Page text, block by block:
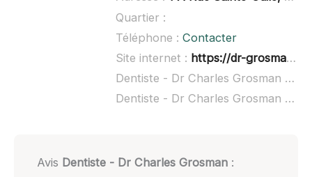
Quartier :
Téléphone : Contacter
Site internet : https://dr-grosman-charles.chirurgiens-dentistes.fr/
Dentiste - Dr Charles Grosman à domicile :
Dentiste - Dr Charles Grosman ouvert dimanche :
Avis Dentiste - Dr Charles Grosman: